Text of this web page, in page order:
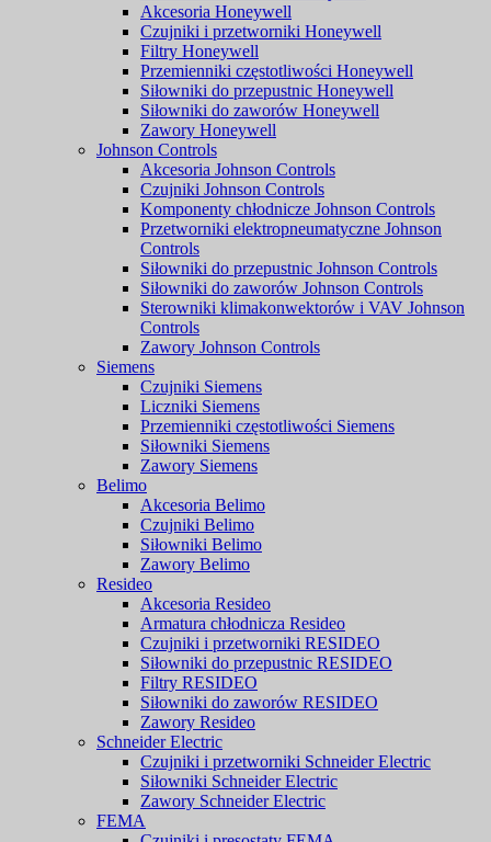
Akcesoria Honeywell
Czujniki i przetworniki Honeywell
Filtry Honeywell
Przemienniki częstotliwości Honeywell
Siłowniki do przepustnic Honeywell
Siłowniki do zaworów Honeywell
Zawory Honeywell
Johnson Controls
Akcesoria Johnson Controls
Czujniki Johnson Controls
Komponenty chłodnicze Johnson Controls
Przetworniki elektropneumatyczne Johnson
Controls
Siłowniki do przepustnic Johnson Controls
Siłowniki do zaworów Johnson Controls
Sterowniki klimakonwektorów i VAV Johnson
Controls
Zawory Johnson Controls
Siemens
Czujniki Siemens
Liczniki Siemens
Przemienniki częstotliwości Siemens
Siłowniki Siemens
Zawory Siemens
Belimo
Akcesoria Belimo
Czujniki Belimo
Siłowniki Belimo
Zawory Belimo
Resideo
Akcesoria Resideo
Armatura chłodnicza Resideo
Czujniki i przetworniki RESIDEO
Siłowniki do przepustnic RESIDEO
Filtry RESIDEO
Siłowniki do zaworów RESIDEO
Zawory Resideo
Schneider Electric
Czujniki i przetworniki Schneider Electric
Siłowniki Schneider Electric
Zawory Schneider Electric
FEMA